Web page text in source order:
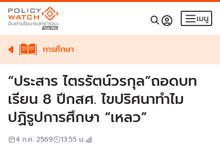
เมนู
การศึกษา
“ประสาร ไตรรัตน์วรกุล”ถอดบท
เรียน 8 ปีกสศ. ไขปริศนาทำไม
ปฏิรูปการศึกษา “เหลว”
4 ก.ค. 2569 13:55 น.